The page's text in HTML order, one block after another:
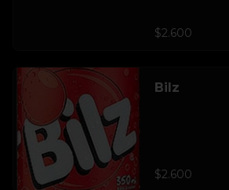
$2.600
Bilz
$2.600